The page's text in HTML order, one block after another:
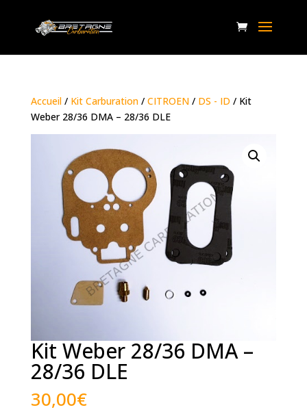
Accueil/ Kit Carburation/ CITROEN/ DS - ID / Kit
Weber 28/36 DMA – 28/36 DLE
Kit Weber 28/36 DMA –
28/36 DLE
30,00€